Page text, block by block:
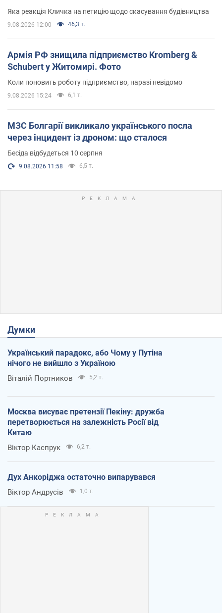
вірянина"
Яка реакція Кличка на петицію щодо скасування будівництва
9.08.2026 12:00 46,3 т.
Армія РФ знищила підприємство Kromberg &
Schubert у Житомирі. Фото
Коли поновить роботу підприємство, наразі невідомо
9.08.2026 15:24 6,1 т.
МЗС Болгарії викликало українського посла
через інцидент із дроном: що сталося
Бесіда відбудеться 10 серпня
9.08.2026 11:58 6,5 т.
Думки
Український парадокс, або Чому у Путіна
нічого не вийшло з Україною
Віталій Портников 5,2 т.
Москва висуває претензії Пекіну: дружба
перетворюється на залежність Росії від
Китаю
Віктор Каспрук 6,2 т.
Дух Анкоріджа остаточно випарувався
Віктор Андрусів 1,0 т.